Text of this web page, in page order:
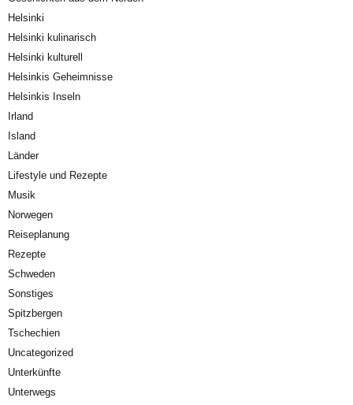
Helsinki
Helsinki kulinarisch
Helsinki kulturell
Helsinkis Geheimnisse
Helsinkis Inseln
Irland
Island
Länder
Lifestyle und Rezepte
Musik
Norwegen
Reiseplanung
Rezepte
Schweden
Sonstiges
Spitzbergen
Tschechien
Uncategorized
Unterkünfte
Unterwegs